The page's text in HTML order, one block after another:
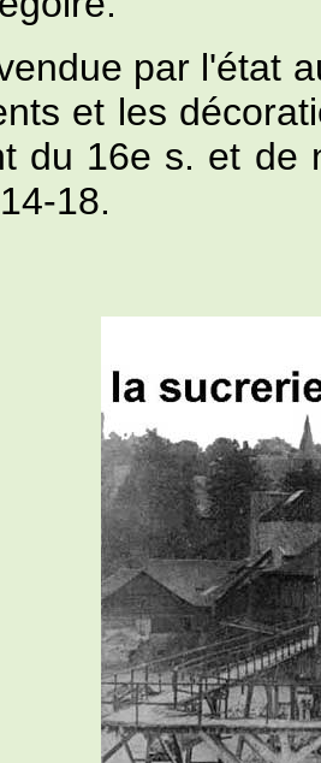
par l'état
et les
du 16e s. et de
18.